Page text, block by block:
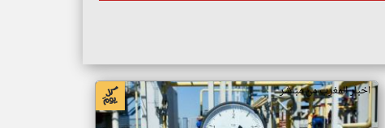
اخبار المغرب من مباشر